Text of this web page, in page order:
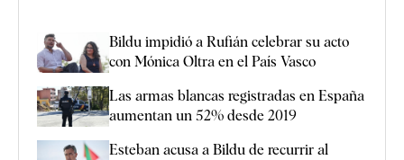
Bildu impidió a Rufián celebrar su acto
con Mónica Oltra en el País Vasco
Las armas blancas registradas en España
aumentan un 52% desde 2019
Esteban acusa a Bildu de recurrir al